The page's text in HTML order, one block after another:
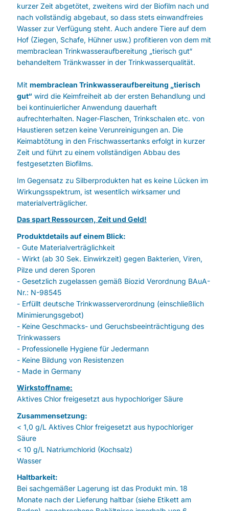
kurzer Zeit abgetötet, zweitens wird der Biofilm nach und
nach vollständig abgebaut, so dass stets einwandfreies
Wasser zur Verfügung steht. Auch andere Tiere auf dem
Hof (Ziegen, Schafe, Hühner usw.) profitieren von dem mit
membraclean Trinkwasseraufbereitung „tierisch gut“
behandeltem Tränkwasser in der Trinkwasserqualität.
Mit membraclean Trinkwasseraufbereitung „tierisch
gut“ wird die Keimfreiheit ab der ersten Behandlung und
bei kontinuierlicher Anwendung dauerhaft
aufrechterhalten. Nager-Flaschen, Trinkschalen etc. von
Haustieren setzen keine Verunreinigungen an. Die
Keimabtötung in den Frischwassertanks erfolgt in kurzer
Zeit und führt zu einem vollständigen Abbau des
festgesetzten Biofilms.
Im Gegensatz zu Silberprodukten hat es keine Lücken im
Wirkungsspektrum, ist wesentlich wirksamer und
materialverträglicher.
Das spart Ressourcen, Zeit und Geld!
Produktdetails auf einem Blick:
- Gute Materialverträglichkeit
- Wirkt (ab 30 Sek. Einwirkzeit) gegen Bakterien, Viren,
Pilze und deren Sporen
- Gesetzlich zugelassen gemäß Biozid Verordnung BAuA-
Nr.: N-98545
- Erfüllt deutsche Trinkwasserverordnung (einschließlich
Minimierungsgebot)
- Keine Geschmacks- und Geruchsbeeinträchtigung des
Trinkwassers
- Professionelle Hygiene für Jedermann
- Keine Bildung von Resistenzen
- Made in Germany
Wirkstoffname:
Aktives Chlor freigesetzt aus hypochloriger Säure
Zusammensetzung:
< 1,0 g/L Aktives Chlor freigesetzt aus hypochloriger
Säure
< 10 g/L Natriumchlorid (Kochsalz)
Wasser
Haltbarkeit:
Bei sachgemäßer Lagerung ist das Produkt min. 18
Monate nach der Lieferung haltbar (siehe Etikett am